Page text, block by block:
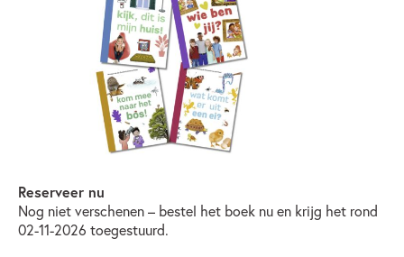
Reserveer nu
Nog niet verschenen – bestel het boek nu en krijg het rond
02-11-2026 toegestuurd.